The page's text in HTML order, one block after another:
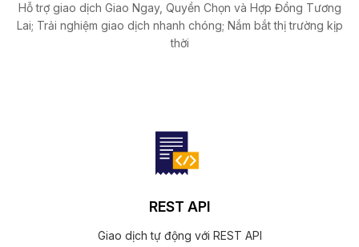
Hỗ trợ giao dịch Giao Ngay, Quyền Chọn và Hợp Đồng Tương
Lai; Trải nghiệm giao dịch nhanh chóng; Nắm bắt thị trường kịp
thời
REST API
Giao dịch tự động với REST API